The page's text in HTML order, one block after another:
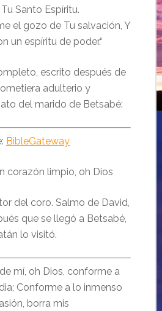
Santo Espíritu.
el gozo de Tu salvación, Y
un espíritu de poder.“
escrito después de
adulterio y
del marido de Betsabé:
BibleGateway
corazón limpio, oh Dios
del coro. Salmo de David,
que se llegó a Betsabé,
lo visitó.
mí, oh Dios, conforme a
Conforme a lo inmenso
borra mis